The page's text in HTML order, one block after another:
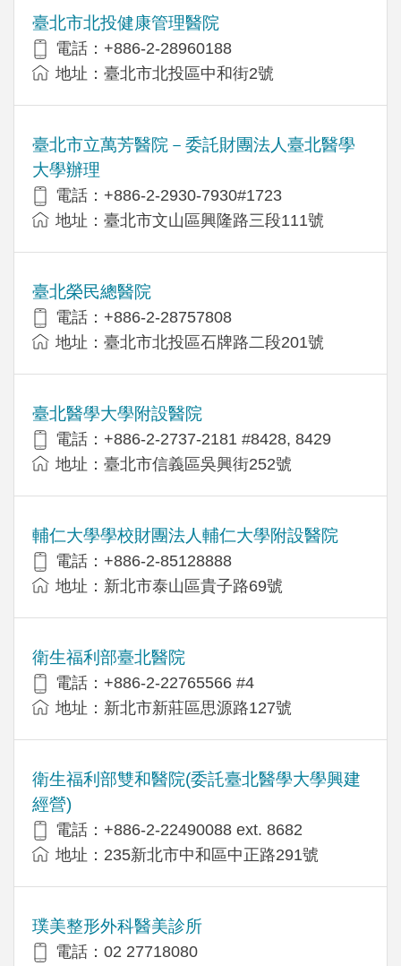
臺北市北投健康管理醫院
電話：+886-2-28960188
地址：臺北市北投區中和街2號
臺北市立萬芳醫院－委託財團法人臺北醫學
大學辦理
電話：+886-2-2930-7930#1723
地址：臺北市文山區興隆路三段111號
臺北榮民總醫院
電話：+886-2-28757808
地址：臺北市北投區石牌路二段201號
臺北醫學大學附設醫院
電話：+886-2-2737-2181 #8428, 8429
地址：臺北市信義區吳興街252號
輔仁大學學校財團法人輔仁大學附設醫院
電話：+886-2-85128888
地址：新北市泰山區貴子路69號
衛生福利部臺北醫院
電話：+886-2-22765566 #4
地址：新北市新莊區思源路127號
衛生福利部雙和醫院(委託臺北醫學大學興建
經營)
電話：+​886-2-22490088 ext. 8682
地址：​235新北市中和區中正路291號
璞美整形外科醫美診所
電話：02 27718080